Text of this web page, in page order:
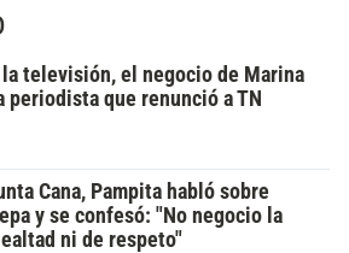
televisión, el negocio de Marina
periodista que renunció a TN
Cana, Pampita habló sobre
y se confesó: "No negocio la
ni de respeto"